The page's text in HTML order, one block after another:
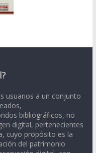
usuarios a un conjunto
bibliográficos, no
digital, pertenecientes
cuyo propósito es la
del patrimonio